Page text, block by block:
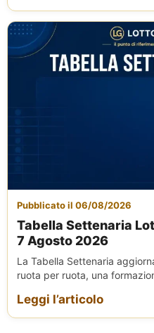
Pubblicato il 06/08/2026
Tabella Settenaria
7 Agosto 2026
La Tabella Settenaria
ruota per ruota, una
Leggi l’articolo